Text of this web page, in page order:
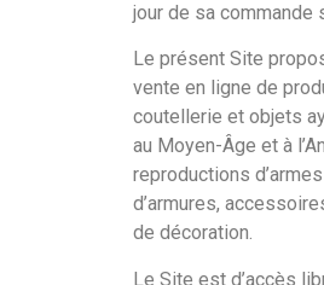
jour de sa commande
Le présent Site
vente en ligne de
coutellerie et objets
au Moyen-Âge et à
reproductions
d’armures,
de décoration.
Le Site est d’accès